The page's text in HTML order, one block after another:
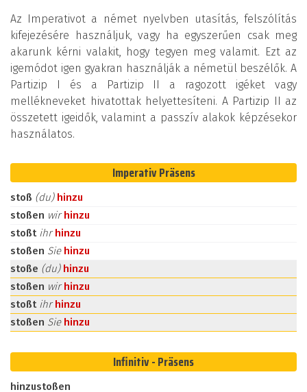
Az Imperativot a német nyelvben utasítás, felszólítás
kifejezésére használjuk, vagy ha egyszerűen csak meg
akarunk kérni valakit, hogy tegyen meg valamit. Ezt az
igemódot igen gyakran használják a németül beszélők. A
Partizip I és a Partizip II a ragozott igéket vagy
mellékneveket hivatottak helyettesíteni. A Partizip II az
összetett igeidők, valamint a passzív alakok képzésekor
használatos.
Imperativ Präsens
stoß (du) hinzu
stoßen wirhinzu
stoßt ihrhinzu
stoßen Sie hinzu
stoße (du) hinzu
stoßen wirhinzu
stoßt ihrhinzu
stoßen Sie hinzu
Infinitiv - Präsens
hinzustoßen